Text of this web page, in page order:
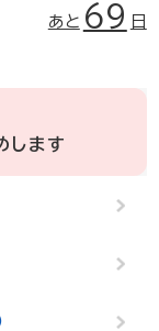
あと 69 日
します